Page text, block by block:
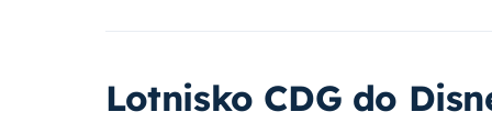
Lotnisko CDG do